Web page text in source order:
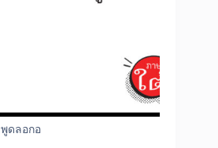
พูดลอกอ